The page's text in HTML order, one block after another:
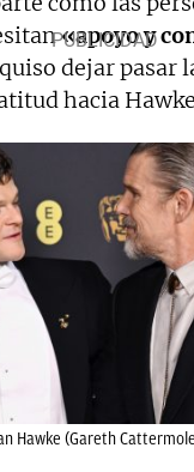
«apoyo y
dejar pasar
hacia
Hawke (Gareth